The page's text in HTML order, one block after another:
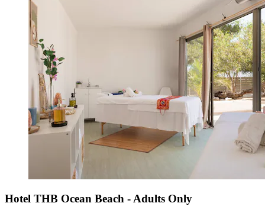
Hotel THB Ocean Beach - Adults Only